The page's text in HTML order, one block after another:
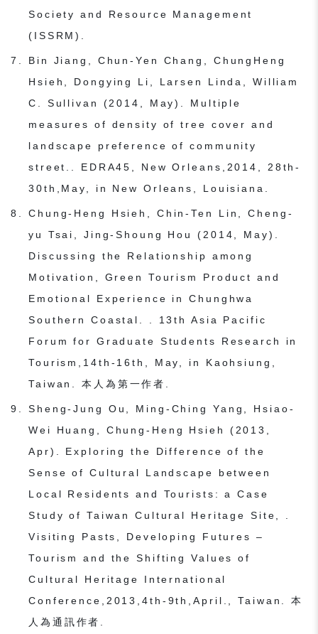
Society and Resource Management
(ISSRM).
Bin Jiang, Chun-Yen Chang, ChungHeng
Hsieh, Dongying Li, Larsen Linda, William
C. Sullivan (2014, May). Multiple
measures of density of tree cover and
landscape preference of community
street.. EDRA45, New Orleans,2014, 28th-
30th,May, in New Orleans, Louisiana.
Chung-Heng Hsieh, Chin-Ten Lin, Cheng-
yu Tsai, Jing-Shoung Hou (2014, May).
Discussing the Relationship among
Motivation, Green Tourism Product and
Emotional Experience in Chunghwa
Southern Coastal. . 13th Asia Pacific
Forum for Graduate Students Research in
Tourism,14th-16th, May, in Kaohsiung,
Taiwan. 本人為第一作者.
Sheng-Jung Ou, Ming-Ching Yang, Hsiao-
Wei Huang, Chung-Heng Hsieh (2013,
Apr). Exploring the Difference of the
Sense of Cultural Landscape between
Local Residents and Tourists: a Case
Study of Taiwan Cultural Heritage Site, .
Visiting Pasts, Developing Futures –
Tourism and the Shifting Values of
Cultural Heritage International
Conference,2013,4th-9th,April., Taiwan. 本
人為通訊作者.